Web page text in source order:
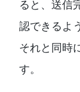
ると、送信
認できるよ
それと同時
す。